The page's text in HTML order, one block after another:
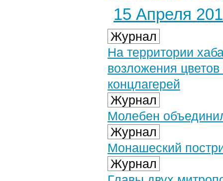
15 Апреля
Журнал
На территории
возложения
концлагерей
Журнал
Молебен
Журнал
Монашеский
Журнал